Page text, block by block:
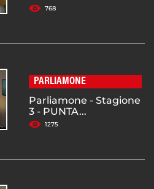
768
PARLIAMONE
Parliamone - Stagione
3 - PUNTA...
1275